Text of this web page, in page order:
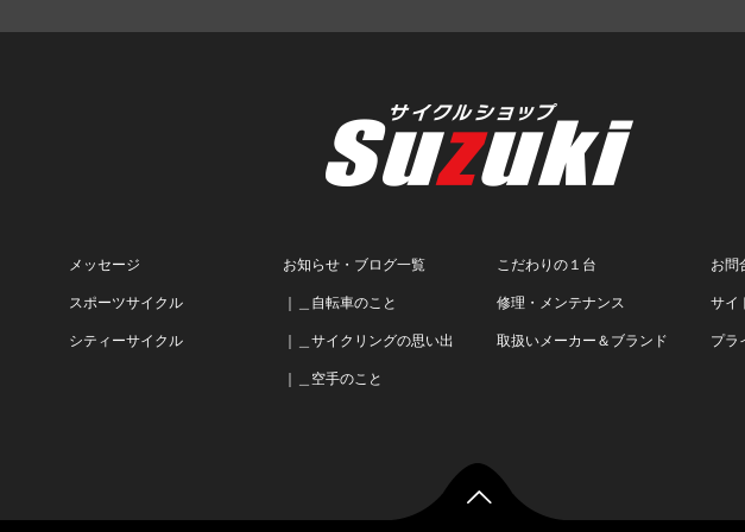
メッセージ
スポーツサイクル
シティーサイクル
お知らせ・ブログ一覧
｜＿自転車のこと
｜＿サイクリングの思い出
｜＿空手のこと
こだわりの１台
修理・メンテナンス
取扱いメーカー＆ブランド
お問
サイ
プラ
